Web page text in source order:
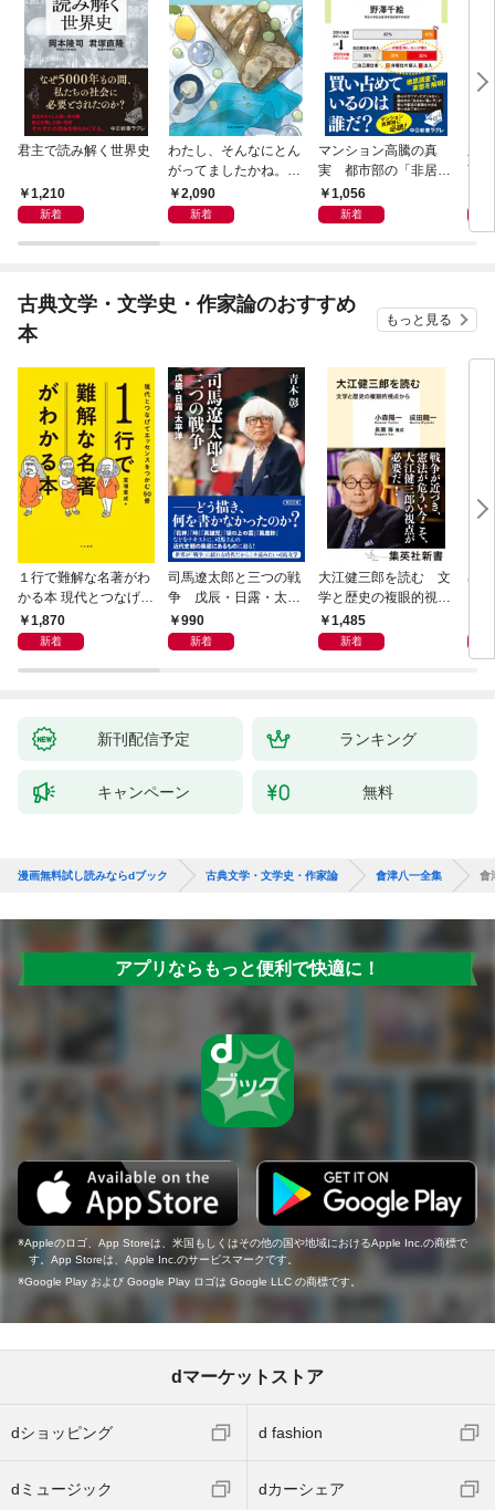
君主で読み解く世界史
1,210
新着
わたし、そんなにとん
がってましたかね。
獅子座、Ａ型、丙午は
めぐる
2,090
新着
マンション高騰の真
実 都市部の「非居住
化」が街を壊す
1,056
新着
新
育
古典文学・文学史・作家論のおすすめ
本
もっと見る
１行で難解な名著がわ
かる本 現代とつなげて
エッセンスをつかむ50
冊
1,870
新着
司馬遼太郎と三つの戦
争 戊辰・日露・太平
洋990
新着
大江健三郎を読む 文
学と歴史の複眼的視点
から1,485
新着
出
新刊配信予定 ランキング
キャンペーン 無料
漫画無料試し読みならdブック 古典文学・文学史・作家論 會津八一全集 會
アプリならもっと便利で快適に！
Appleのロゴ、App Storeは、米国もしくはその他の国や地域におけるApple Inc.の商標で
す。App Storeは、Apple Inc.のサービスマークです。
Google Play および Google Play ロゴは Google LLC の商標です。
dマーケットストア
dショッピング d fashion
dミュージック dカーシェア